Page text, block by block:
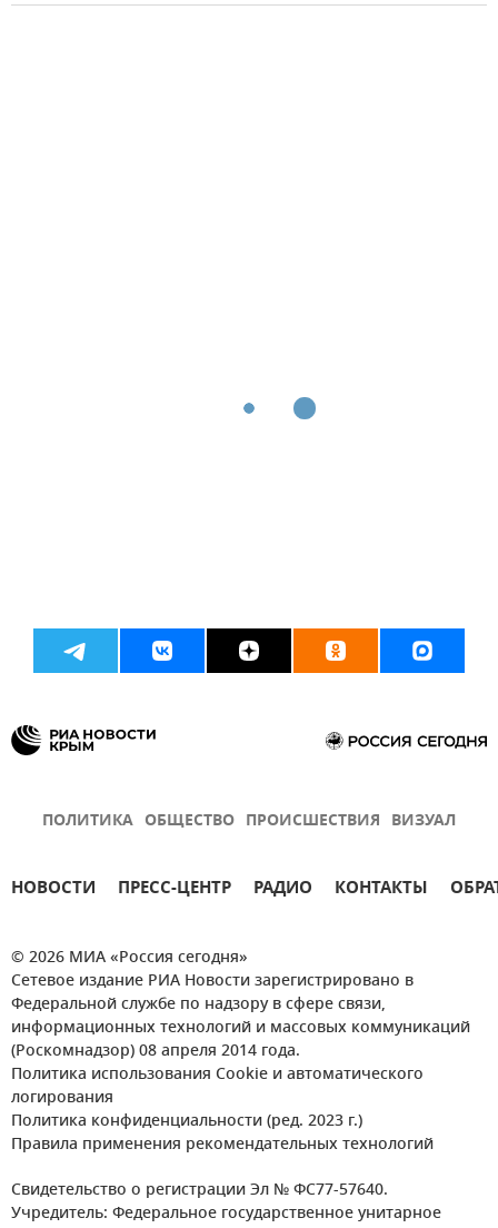
ПОЛИТИКА ОБЩЕСТВО ПРОИСШЕСТВИЯ ВИЗУАЛ
НОВОСТИ ПРЕСС-ЦЕНТР РАДИО КОНТАКТЫ
© 2026 МИА «Россия сегодня»
Сетевое издание РИА Новости зарегистрировано в
Федеральной службе по надзору в сфере связи,
информационных технологий и массовых коммуникаций
(Роскомнадзор) 08 апреля 2014 года.
Политика использования Cookie и автоматического
логирования
Политика конфиденциальности (ред. 2023 г.)
Правила применения рекомендательных технологий
Свидетельство о регистрации Эл № ФС77-57640.
Учредитель: Федеральное государственное унитарное